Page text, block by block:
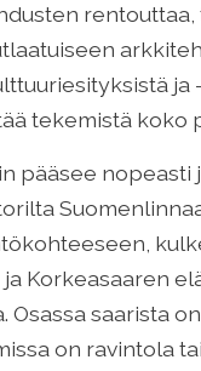
rentouttaa,
ja
tekemistä koko
pääsee nopeasti
Korkeasaaren
Osassa saarista
on ravintola